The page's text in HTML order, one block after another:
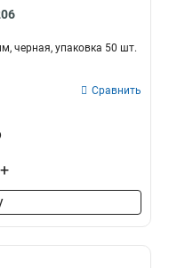
черная, упаковка 50 шт.
Сравнить
+